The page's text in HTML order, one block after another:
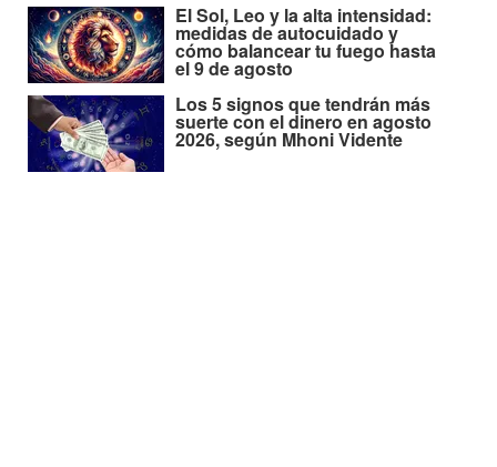
El Sol, Leo y la alta intensidad:
medidas de autocuidado y
cómo balancear tu fuego hasta
el 9 de agosto
Los 5 signos que tendrán más
suerte con el dinero en agosto
2026, según Mhoni Vidente